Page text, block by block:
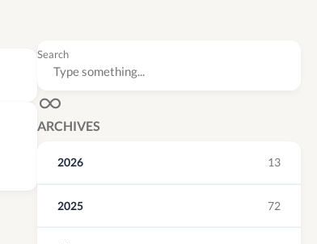
Search
ARCHIVES
2026 13
2025 72